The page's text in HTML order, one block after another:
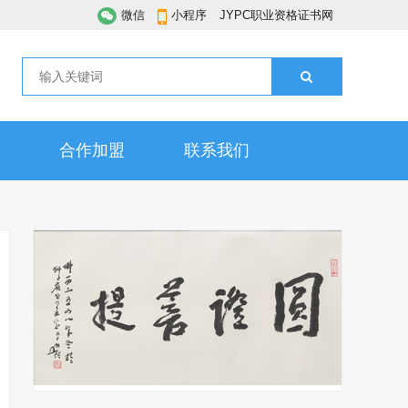
微信 小程序 JYPC职业资格证书网
合作加盟 联系我们